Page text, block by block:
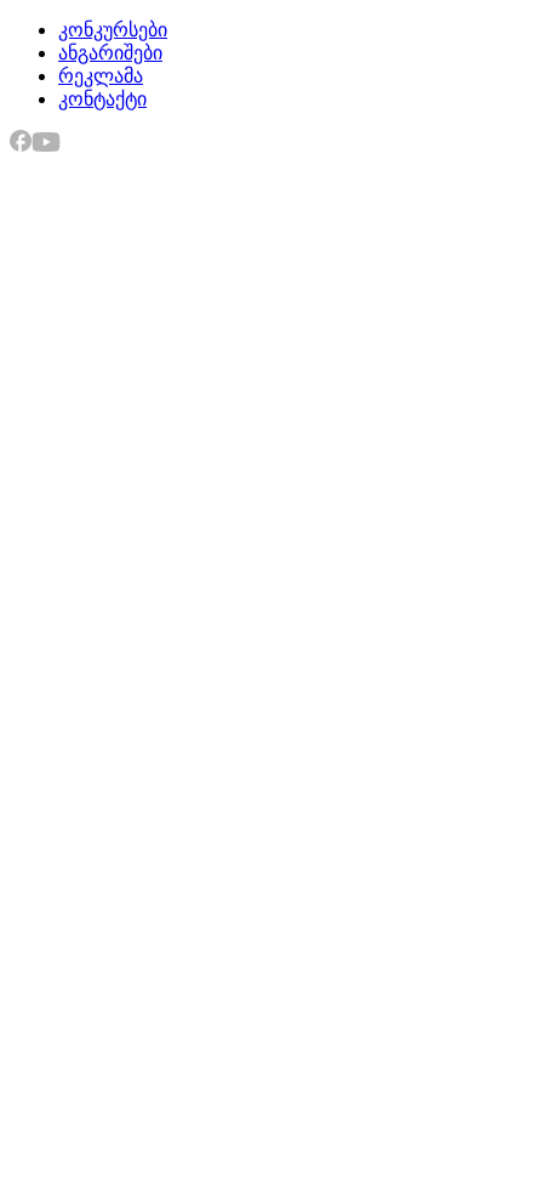
კონკურსები
ანგარიშები
რეკლამა
კონტაქტი